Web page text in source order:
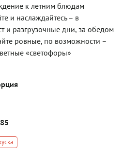
к летним блюдам
и наслаждайтесь – в
и разгрузочные дни, за обедом
ровные, по возможности –
«светофоры»